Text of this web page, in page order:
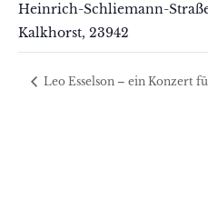
Heinrich-Schliemann-
Kalkhorst, 23942
Leo Esselson – ein Konzert